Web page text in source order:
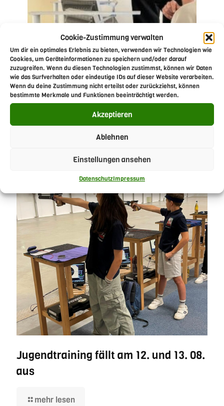
Cookie-Zustimmung verwalten
Um dir ein optimales Erlebnis zu bieten, verwenden wir Technologien wie
Cookies, um Geräteinformationen zu speichern und/oder darauf
zuzugreifen. Wenn du diesen Technologien zustimmst, können wir Daten
wie das Surfverhalten oder eindeutige IDs auf dieser Website verarbeiten.
Wenn du deine Zustimmung nicht erteilst oder zurückziehst, können
bestimmte Merkmale und Funktionen beeinträchtigt werden.
Akzeptieren
Ablehnen
Einstellungen ansehen
DatenschutzImpressum
Passende Posts
Jugendtraining fällt am 12. und 13. 08.
aus
mehr lesen